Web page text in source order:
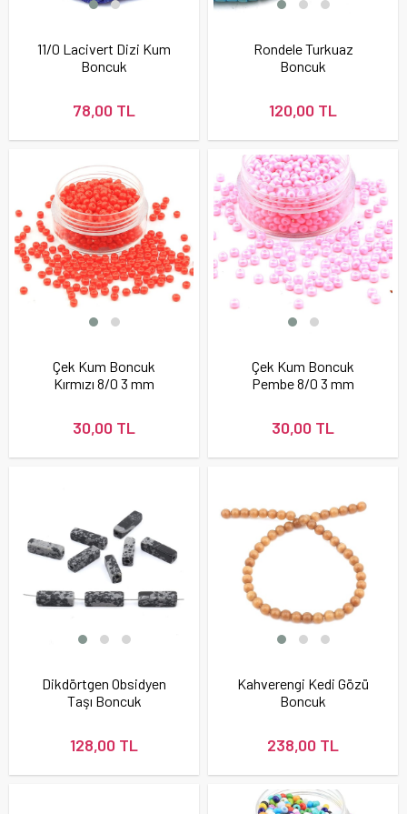
11/0 Lacivert Dizi Kum
Boncuk
78,00 TL
Rondele Turkuaz
Boncuk
120,00 TL
Çek Kum Boncuk
Kırmızı 8/0 3 mm
30,00 TL
Çek Kum Boncuk
Pembe 8/0 3 mm
30,00 TL
Dikdörtgen Obsidyen
Taşı Boncuk
128,00 TL
Kahverengi Kedi Gözü
Boncuk
238,00 TL